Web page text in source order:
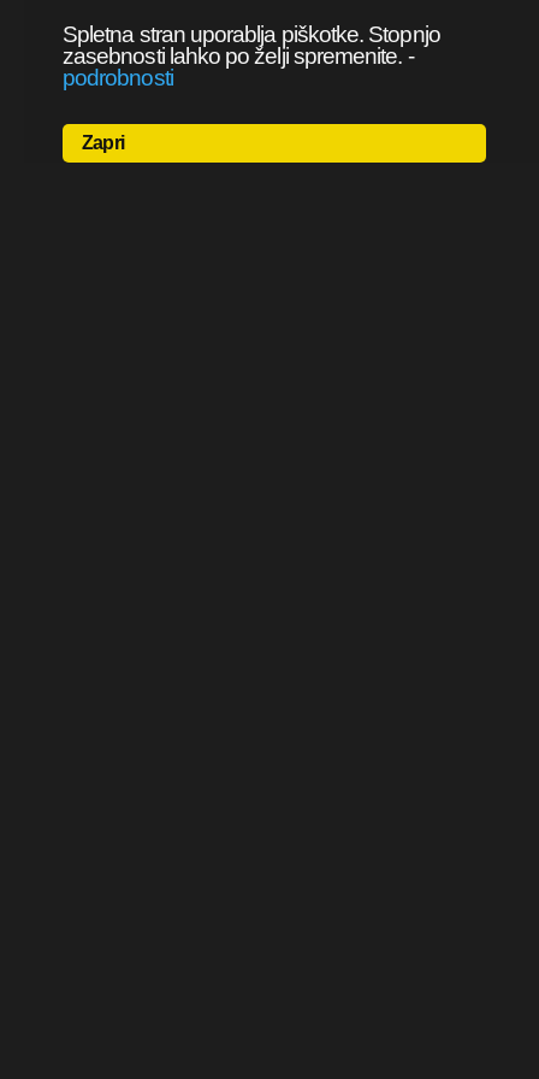
Spletna stran uporablja piškotke. Stopnjo
zasebnosti lahko po želji spremenite. -
podrobnosti
Zapri